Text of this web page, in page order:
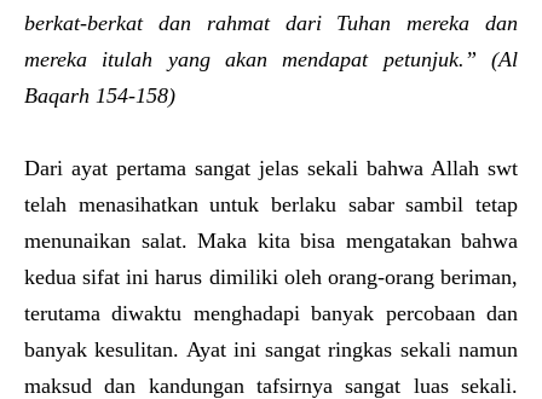
berkat-berkat dan rahmat dari Tuhan mereka dan
mereka itulah yang akan mendapat petunjuk.”
(Al
Baqarh 154-158)
Dari ayat pertama sangat jelas sekali bahwa Allah swt
telah menasihatkan untuk berlaku sabar sambil tetap
menunaikan salat. Maka kita bisa mengatakan bahwa
kedua sifat ini harus dimiliki oleh orang-orang beriman,
terutama diwaktu menghadapi banyak percobaan dan
banyak kesulitan. Ayat ini sangat ringkas sekali namun
maksud dan kandungan tafsirnya sangat luas sekali.